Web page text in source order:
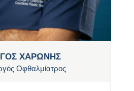
ΧΑΡΩΝΗΣ
Οφθαλμίατρος